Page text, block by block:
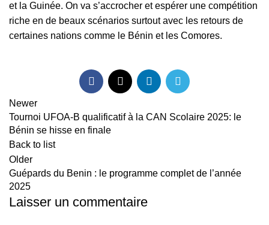
et la Guinée. On va s’accrocher et espérer une compétition
riche en de beaux scénarios surtout avec les retours de
certaines nations comme le Bénin et les Comores.
Newer
Tournoi UFOA-B qualificatif à la CAN Scolaire 2025: le
Bénin se hisse en finale
Back to list
Older
Guépards du Benin : le programme complet de l’année
2025
Laisser un commentaire